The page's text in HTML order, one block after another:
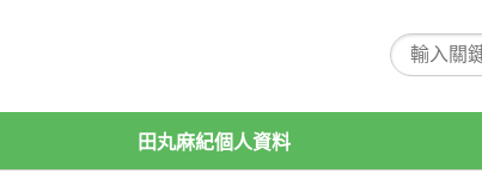
田丸麻紀個人資料